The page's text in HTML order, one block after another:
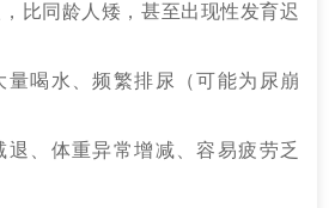
比同龄人矮，甚至出现性发育迟
量喝水、频繁排尿（可能为尿崩
退、体重异常增减、容易疲劳乏